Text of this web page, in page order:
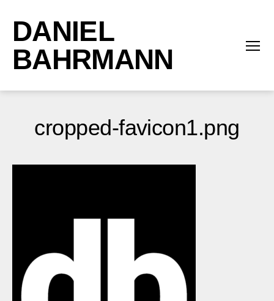
DANIEL
BAHRMANN
cropped-favicon1.png